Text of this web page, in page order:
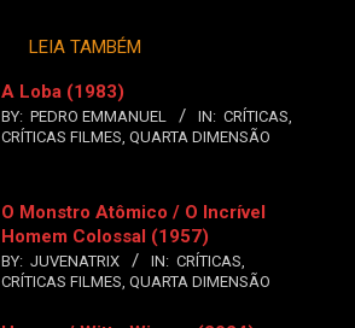
LEIA TAMBÉM
A Loba (1983)
BY: PEDRO EMMANUEL IN: CRÍTICAS
CRÍTICAS FILMES QUARTA DIMENSÃO
O Monstro Atômico / O Incrível
Homem Colossal (1957)
BY: JUVENATRIX IN: CRÍTICAS
CRÍTICAS FILMES QUARTA DIMENSÃO